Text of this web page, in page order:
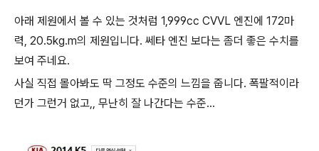
아래 제원에서 볼 수 있는 것처럼 1,999cc CVVL 엔진에 172마
력, 20.5kg.m의 제원입니다. 쎄타 엔진 보다는 좀더 좋은 수치를
보여 주네요.
사실 직접 몰아봐도 딱 그정도 수준의 느낌을 줍니다. 폭팔적이라
던가 그런거 없고,, 무난히 잘 나간다는 수준...